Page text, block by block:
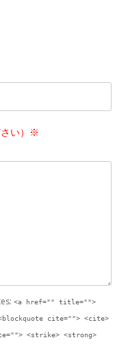
さい）※
<a href="" title="">
cite=""> <cite>
<strike> <strong>